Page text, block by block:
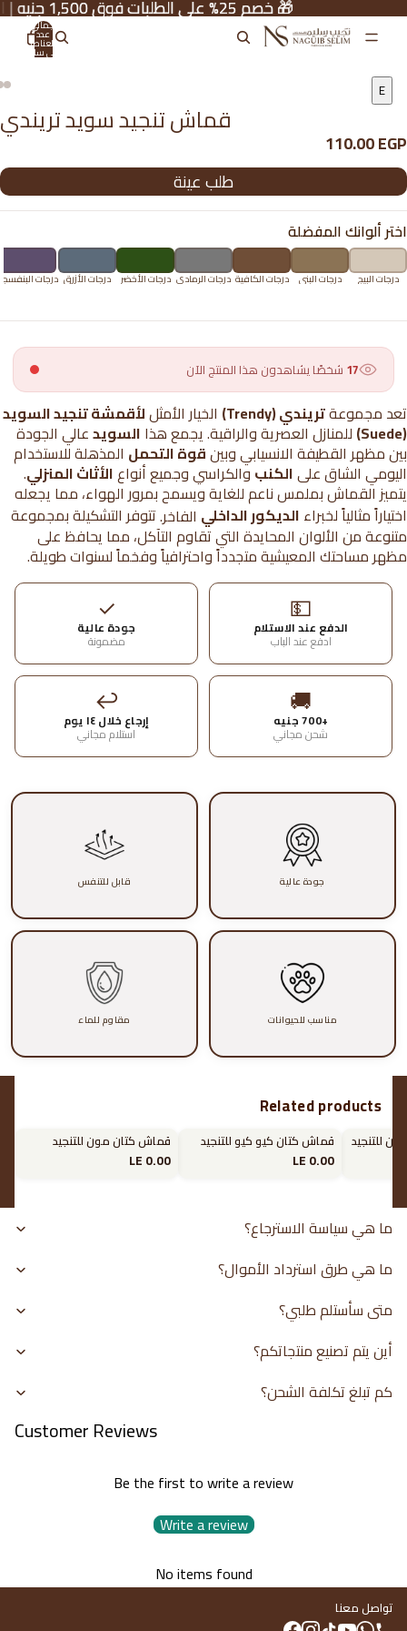
🎁 خصم 25% على الطلبات فوق 1,500 جنيه | الكود: NS-25H
🎁 خصم 25% على الطلبات فوق 1,500 جنيه | الكود: NS-25H
إجمالي
عدد
العناصر
في سلة
التسوق:
E
قماش تنجيد سويد تريندي
110.00 EGP
طلب عينة
اختر ألوانك المفضلة
درجات البيج درجات البني درجات الكافية درجات الرمادي درجات الأخضر درجات الأزرق درجات
17 شخصًا يشاهدون هذا المنتج الآن
تعد مجموعةتريندي (Trendy) الخيار الأمثللأقمشة تنجيد السويد
(Suede) للمنازل العصرية والراقية. يجمع هذا السويدعالي الجودة
بين مظهر القطيفة الانسيابي وبينقوة التحمل المذهلة للاستخدام
اليومي الشاق علىالكنب والكراسي وجميع أنواعالأثاث المنزلي.
يتميز القماش بملمس ناعم للغاية ويسمح بمرور الهواء، مما يجعله
اختياراً مثالياً لخبراء الديكور الداخلي الفاخر.تتوفر التشكيلة بمجموعة
متنوعة من الألوان المحايدة التي تقاوم التآكل، مما يحافظ على
مظهر مساحتك المعيشية متجدداً واحترافياً وفخماً لسنوات طويلة.
💵
الدفع عند الاستلام
ادفع عند الباب
✓
جودة عالية
مضمونة
🚚 +700 جنيه
شحن مجاني
↩
إرجاع خلال ١٤ يوم
استلام مجاني
قابل للتنفس جودة عالية
مقاوم للماء مناسب للحيوانات
Related products
قماش كتان كيو كيو للتنجيد
LE 0.00
قماش كتان مون للتنجيد
LE 0.00
ما هي سياسة الاسترجاع؟
ما هي طرق استرداد الأموال؟
متى سأستلم طلبي؟
أين يتم تصنيع منتجاتكم؟
كم تبلغ تكلفة الشحن؟
Customer Reviews
Be the first to write a review
Write a review
No items found
تواصل معنا